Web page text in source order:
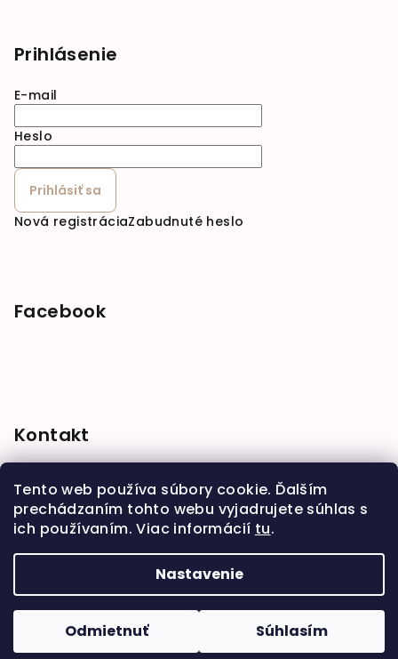
Tento web používa súbory cookie. Ďalším
prechádzaním tohto webu vyjadrujete súhlas s
ich používaním. Viac informácií tu.
Nastavenie
Odmietnuť Súhlasím
Prihlásenie
E-mail
Heslo
Prihlásiť sa
Nová registráciaZabudnuté heslo
Facebook
Kontakt
shop @babymarket.sk
+421 914 334 455
Upraviť nastavenie cookies
Vytvoril Shoptet